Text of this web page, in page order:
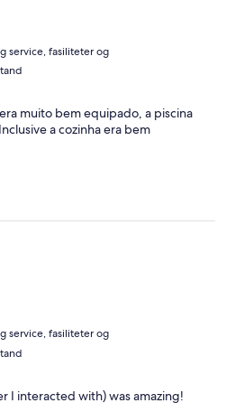
service, fasiliteter og
muito bem equipado, a piscina
a cozinha era bem
service, fasiliteter og
I interacted with) was amazing!